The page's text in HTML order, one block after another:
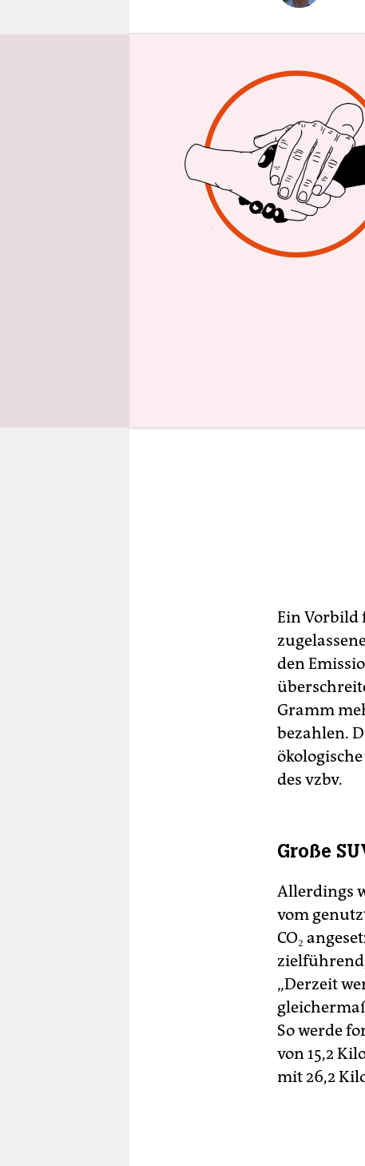
angelehnt
In dem
Fahrzeuge
Ein Vorbild
den
Gramm
bezahlen.
des vzbv.
Große
Allerdings
vom
CO₂
„Derzeit
So werde
von 15,2
mit 26,2